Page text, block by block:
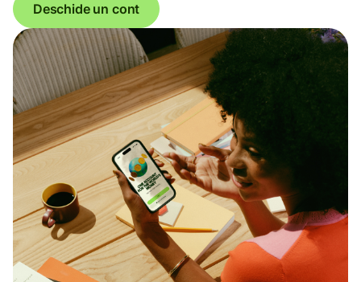
Deschide un cont